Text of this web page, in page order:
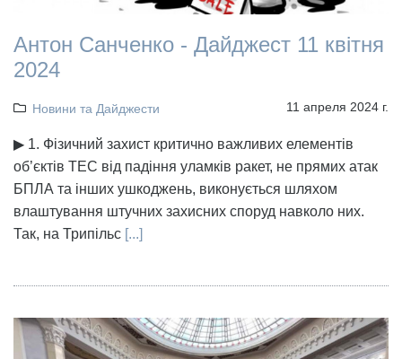
Антон Санченко - Дайджест 11 квітня
2024
Новини та Дайджести 11 апреля 2024 г.
▶ 1. Фізичний захист критично важливих елементів
об’єктів ТЕС від падіння уламків ракет, не прямих атак
БПЛА та інших ушкоджень, виконується шляхом
влаштування штучних захисних споруд навколо них.
Так, на Трипільс [...]